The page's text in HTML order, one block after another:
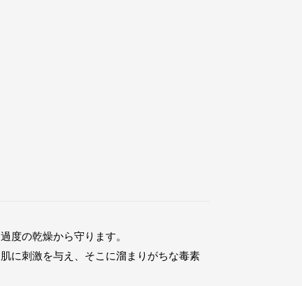
度の乾燥から守ります。
に刺激を与え、そこに溜まりがちな毒素